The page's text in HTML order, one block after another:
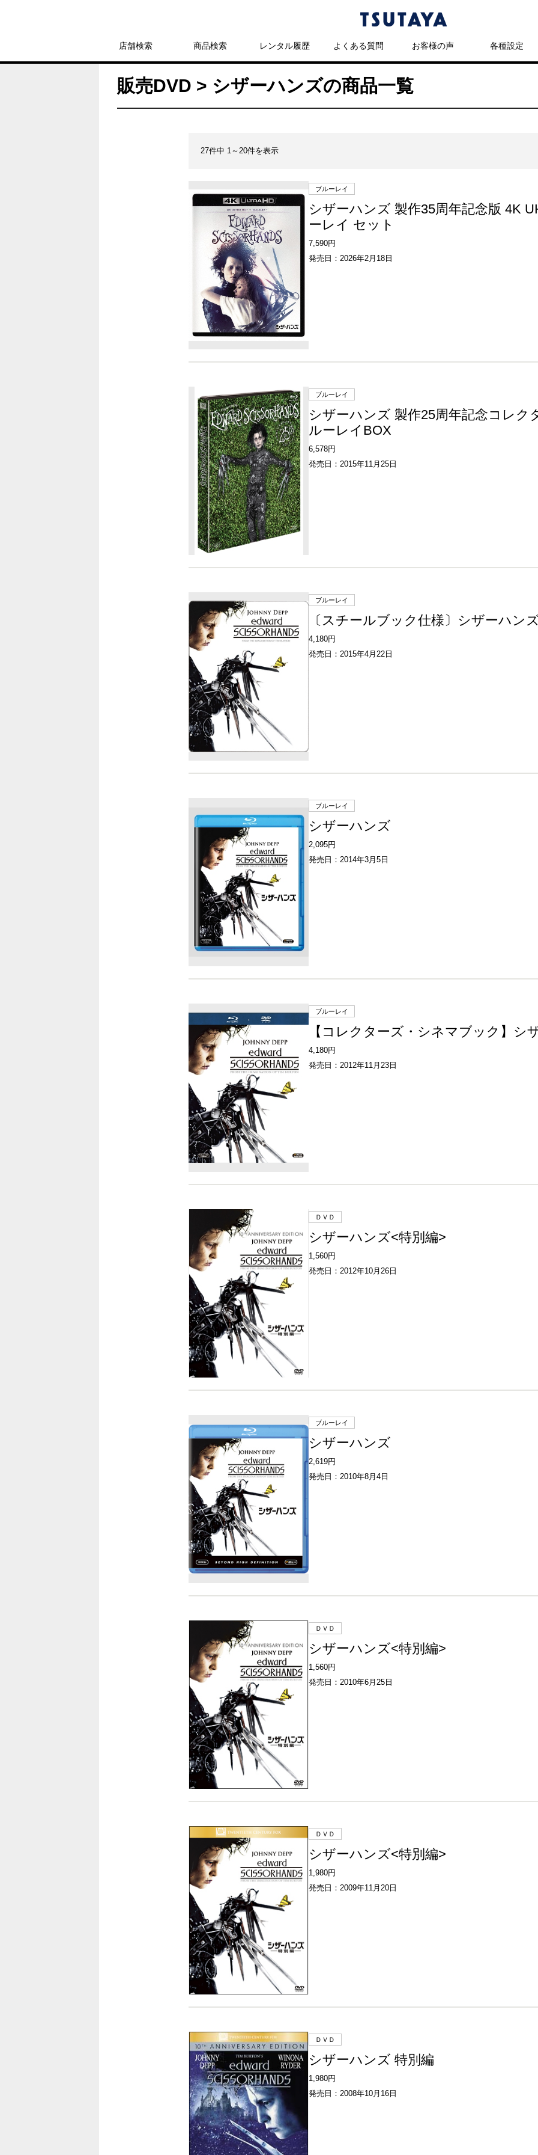
店舗検索 商品検索 レンタル履歴 よくある質問 お客様の声 各種設定
販売DVD > シザーハンズの商品一覧
27件中 1～20件を表示
ブルーレイ
シザーハンズ 製作35周年記念版 4K
ーレイ セット
7,590円
発売日：2026年2月18日
ブルーレイ
シザーハンズ 製作25周年記念コレク
ルーレイBOX
6,578円
発売日：2015年11月25日
ブルーレイ
〔スチールブック仕様〕シザーハン
4,180円
発売日：2015年4月22日
ブルーレイ
シザーハンズ
2,095円
発売日：2014年3月5日
ブルーレイ
【コレクターズ・シネマブック】シ
4,180円
発売日：2012年11月23日
ＤＶＤ
シザーハンズ<特別編>
1,560円
発売日：2012年10月26日
ブルーレイ
シザーハンズ
2,619円
発売日：2010年8月4日
ＤＶＤ
シザーハンズ<特別編>
1,560円
発売日：2010年6月25日
ＤＶＤ
シザーハンズ<特別編>
1,980円
発売日：2009年11月20日
ＤＶＤ
シザーハンズ 特別編
1,980円
発売日：2008年10月16日